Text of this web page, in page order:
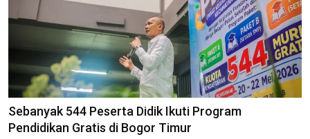
Sebanyak 544 Peserta Didik Ikuti Program
Pendidikan Gratis di Bogor Timur